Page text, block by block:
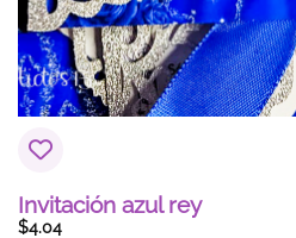
Invitación azul rey
$4.04